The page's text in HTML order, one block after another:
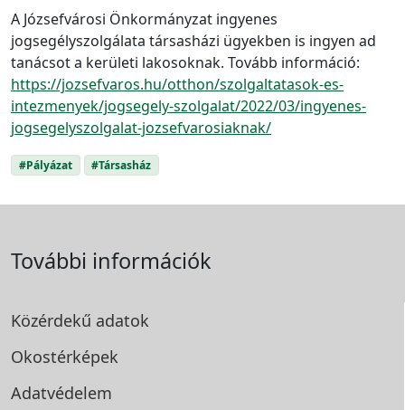
A Józsefvárosi Önkormányzat ingyenes
jogsegélyszolgálata társasházi ügyekben is ingyen ad
tanácsot a kerületi lakosoknak. Tovább információ:
https://jozsefvaros.hu/otthon/szolgaltatasok-es-
intezmenyek/jogsegely-szolgalat/2022/03/ingyenes-
jogsegelyszolgalat-jozsefvarosiaknak/
#Pályázat #Társasház
További információk
Közérdekű adatok
Okostérképek
Adatvédelem